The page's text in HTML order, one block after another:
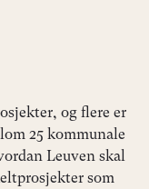
og flere er
25 kommunale
Leuven skal
som